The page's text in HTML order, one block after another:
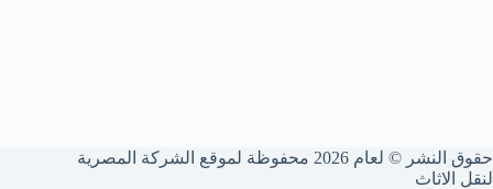
حقوق النشر © لعام 2026 محفوظة لموقع الشركة المصرية
لنقل الاثاث